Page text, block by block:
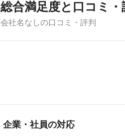
総合満足度と口コミ・
会社名なしの口コミ・評判
企業・社員の対応